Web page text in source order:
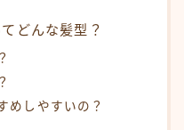
どんな髪型？
めしやすいの？